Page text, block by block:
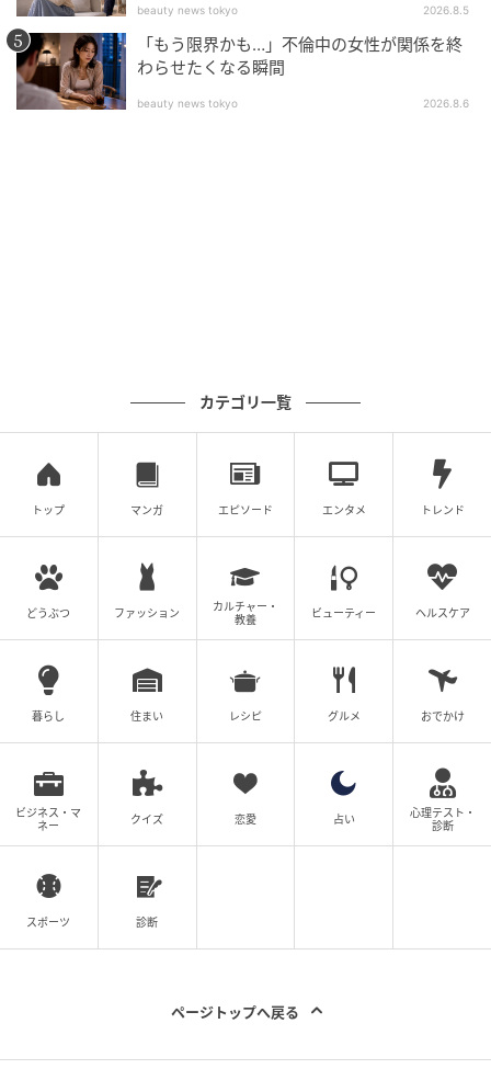
beauty news tokyo 2026.8.5
「もう限界かも…」不倫中の女性が関係を終
わらせたくなる瞬間
beauty news tokyo 2026.8.6
カテゴリ一覧
トップ マンガ エピソード エンタメ トレンド
どうぶつ ファッション
カルチャー・
教養
ビューティー ヘルスケア
暮らし 住まい レシピ グルメ おでかけ
ビジネス・マ
ネー
クイズ 恋愛 占い
心理テスト・
診断
スポーツ 診断
ページトップへ戻る